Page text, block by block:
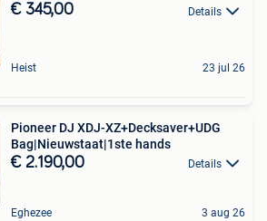
€ 345,00 Details
Heist 23 jul 26
Pioneer DJ XDJ-XZ+Decksaver+UDG
Bag|Nieuwstaat|1ste hands
€ 2.190,00 Details
Eghezee 3 aug 26